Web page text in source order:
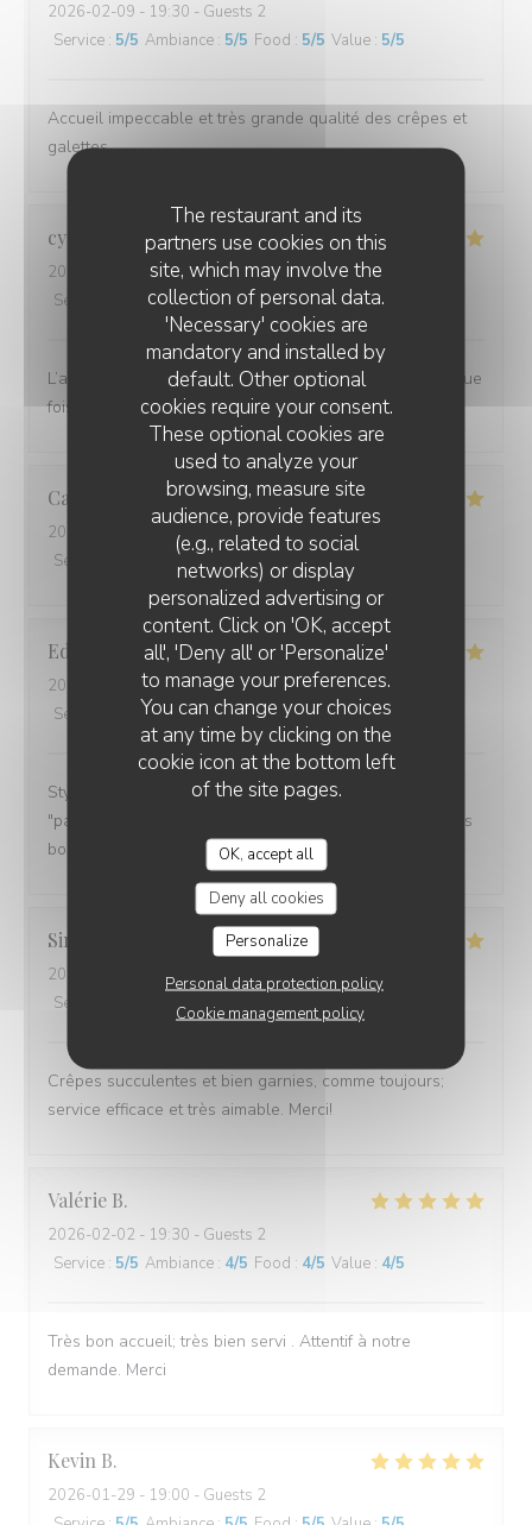
The restaurant and its
partners use cookies on this
site, which may involve the
collection of personal data.
'Necessary' cookies are
mandatory and installed by
default. Other optional
cookies require your consent.
These optional cookies are
used to analyze your
browsing, measure site
audience, provide features
(e.g., related to social
networks) or display
personalized advertising or
content. Click on 'OK, accept
all', 'Deny all' or 'Personalize'
to manage your preferences.
You can change your choices
at any time by clicking on the
cookie icon at the bottom left
of the site pages.
OK, accept all
Deny all cookies
Personalize
Personal data protection policy
Cookie management policy
2026-02-09 - 19:30 - Guests 2
Service : 5/5 Ambiance : 5/5 Food : 5/5 Value : 5/5
Accueil impeccable et très grande qualité des crêpes et
galettes
cyrille
2026-02-11
- 19:30 - Guests 3
Service
Ambiance: 5 /5 Food: 5/5 Value: 5
L’accueil, le service et le repas délicieux comme à chaque
fois.
Catherine
2026-02-11
- 12:15 - Guests 2
Service
Ambiance /5 Food 5
Edwige
2026-02-07
- 19:00 - Guests 2
Service
Ambiance :5/5 Food:5/5 Value: 5
Style breton sympa. Service rapide, les cuistots
"pakistanais" font de très bonnes galettes lol. C'était très
bon. Je recommande.
Simone
2026-02-07
- 19:00 - Guests 2
Service
Ambiance : /5 Value
Crêpes succulentes et bien garnies, comme toujours;
service efficace et très aimable. Merci!
Valérie B
2026-02-02 - 19:30 - Guests 2
Service : 5/5 Ambiance : 4/5 Food : 4/5 Value : 4/5
Très bon accueil; très bien servi . Attentif à notre
demande. Merci
Kevin B
2026-01-29 - 19:00 - Guests 2